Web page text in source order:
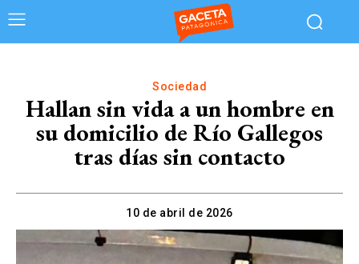
Sociedad
Hallan sin vida a un hombre en
su domicilio de Río Gallegos
tras días sin contacto
10 de abril de 2026